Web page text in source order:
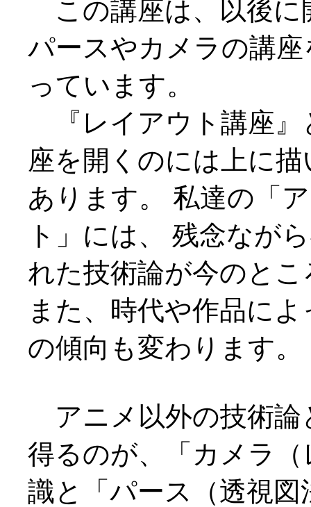
この講座は、以後に
パースやカメラの講
っています。
『レイアウト講座』
座を開くのには上に
あります。 私達の「
ト」には、 残念なが
れた技術論が今のと
また、時代や作品に
の傾向も変わります。
アニメ以外の技術論
得るのが、「カメラ
識と「パース（透視図